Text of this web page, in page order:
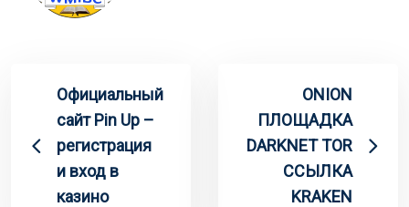
Официальный
сайт Pin Up –
регистрация
и вход в
казино
ONION
ПЛОЩАДКА
DARKNET TOR
ССЫЛКА
KRAKEN